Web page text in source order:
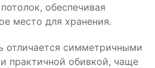
обеспечивая
место для хранения.
отличается симметричными
практичной обивкой, чаще